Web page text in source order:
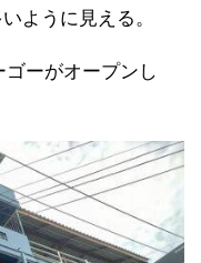
ように見える。
ーがオープンし